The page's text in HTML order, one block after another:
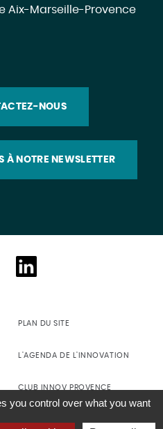
Aix-Marseille-Provence
NOUS
À NOTRE NEWSLETTER
PLAN DU SITE
L'AGENDA DE L'INNOVATION
CLUB INNOV PROVENCE
you control over what you want